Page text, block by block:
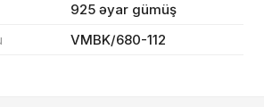
925 əyar gümüş
VMBK/680-112